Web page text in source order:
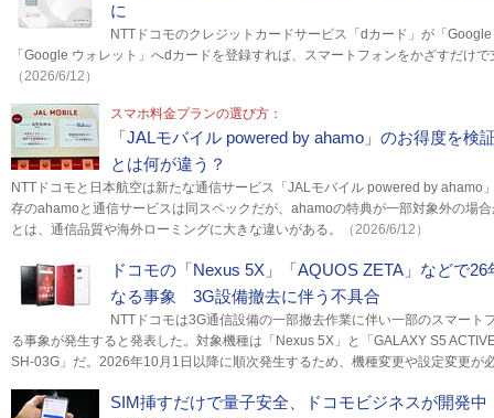
に
NTTドコモのクレジットカードサービス「dカード」が「
「Google ウォレット」へdカードを登録すれば、スマートフォンをかざすだけ
（2026/6/12）
スマホ料金プランの選び方：
「JALモバイル powered by ahamo」のお得度を
とは何が違う？
NTTドコモと日本航空は新たな通信サービス「JALモバイル powered by ahamo
存のahamoと通信サービスは同スペックだが、ahamoの特典が一部対象外の場
とは、通信品質や海外ローミングに大きな違いがある。
（2026/6/12）
ドコモの「Nexus 5X」「AQUOS ZETA」などで
なる事象 3G設備撤去に伴う不具合
NTTドコモは3G通信設備の一部撤去作業に伴い一部のスマート
る事象が発生すると発表した。対象機種は「Nexus 5X」と「GALAXY S5
SH-03G」だ。2026年10月1日以降に順次発生するため、機種変更や設定変更が
SIM挿すだけで量子安全、ドコモビジネスが開発